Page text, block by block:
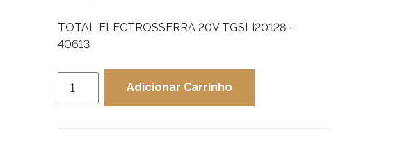
TOTAL ELECTROSSERRA 20V TGSLI20128 –
40613
Adicionar Carrinho